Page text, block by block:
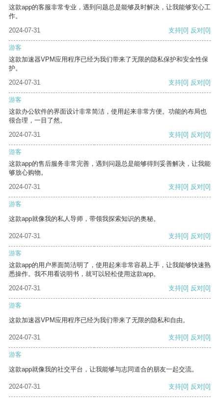
这款app的客服非常专业，遇到问题总是能够及时解决，让我能够安心工
作。
2024-07-31
支持[0] 反对[0]
游客
这款加速器VPM应用程序已经为我们带来了无限的隐私保护和安全性保
护。
2024-07-31
支持[0] 反对[0]
游客
这款办公软件的界面设计非常简洁，使用起来非常方便。功能的布局也
很合理，一目了然。
2024-07-31
支持[0] 反对[0]
游客
这款app的售后服务非常完善，遇到问题总是能够得到妥善解决，让我能
够放心购物。
2024-07-31
支持[0] 反对[0]
游客
这款app就像我的私人导师，带领我探索知识的奥秘。
2024-07-31 支持[0] 反对[0]
游客
这款app的用户界面简洁明了，使用起来非常容易上手，让我能够快速熟
悉操作。我不用看说明书，就可以轻松使用这款app。
2024-07-31
支持[0] 反对[0]
游客
这款加速器VPM应用程序已经为我们带来了无限的隐私和自由。
2024-07-31 支持[0] 反对[0]
游客
这款app就像我的社交平台，让我能够与志同道合的朋友一起交流。
2024-07-31 支持[0] 反对[0]